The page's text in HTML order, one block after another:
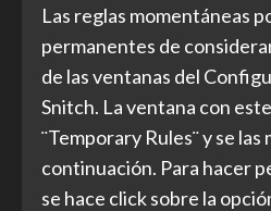
Las reglas momentáneas
permanentes de
de las ventanas del
Snitch. La ventana con
¨Temporary Rules¨ y se las
continuación. Para hacer
se hace click sobre la